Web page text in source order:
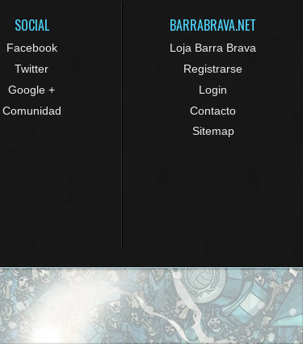
SOCIAL
Facebook
Twitter
Google +
Comunidad
BARRABRAVA.NET
Loja Barra Brava
Registrarse
Login
Contacto
Sitemap